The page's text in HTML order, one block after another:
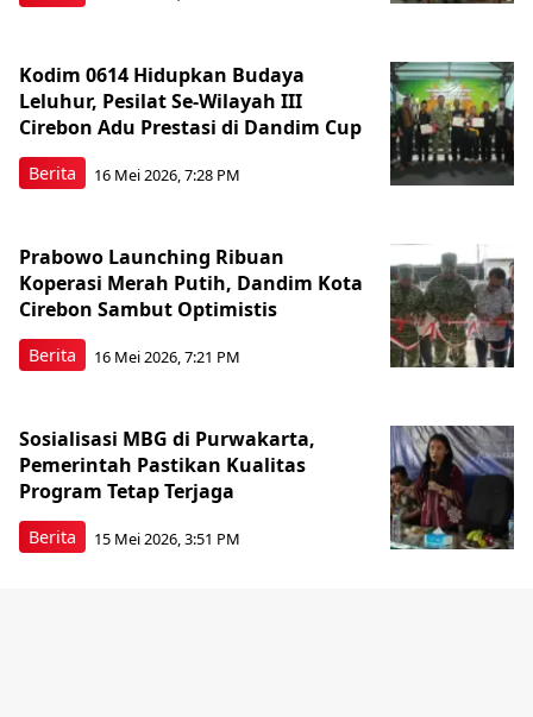
Berita
Kodim 0614 Hidupkan Budaya
Leluhur, Pesilat Se-Wilayah III
Cirebon Adu Prestasi di Dandim Cup
16 Mei 2026, 7:28 PM
Berita
Prabowo Launching Ribuan
Koperasi Merah Putih, Dandim Kota
Cirebon Sambut Optimistis
16 Mei 2026, 7:21 PM
Berita
Sosialisasi MBG di Purwakarta,
Pemerintah Pastikan Kualitas
Program Tetap Terjaga
15 Mei 2026, 3:51 PM